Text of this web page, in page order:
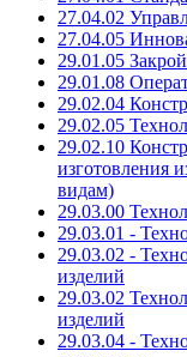
27.04.02
27.04.05
29.01.05
29.01.08
29.02.04
29.02.05
29.02.10
изготовления
видам)
29.03.00
29.03.01 -
29.03.02 -
изделий
29.03.02
изделий
29.03.04 -